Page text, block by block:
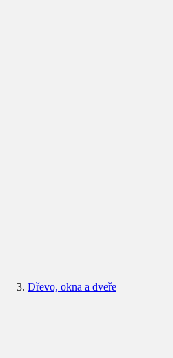
Dřevo, okna a dveře